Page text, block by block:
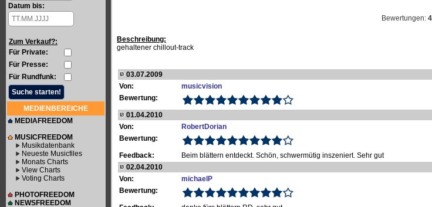
Datum bis:
Zum Verkauf?:
Für Private:
Für Presse:
Für Rundfunk:
MEDIENBEREICHE
MEDIAFREEDOM
MUSICFREEDOM
Musikdatenbank
Neueste Musicfiles
Monats Charts
View Charts
Voting Charts
PHOTOFREEDOM
NEWSFREEDOM
Bewertungen: 4
Beschreibung:
gehaltener chillout-track
03.07.2009
Von:
musicvision
Bewertung:
01.04.2010
Von:
RobertDorian
Bewertung:
Feedback:
Beim blättern entdeckt. Schön, schwermütig inszeniert. Sehr gut
02.04.2010
Von:
michaelP
Bewertung: